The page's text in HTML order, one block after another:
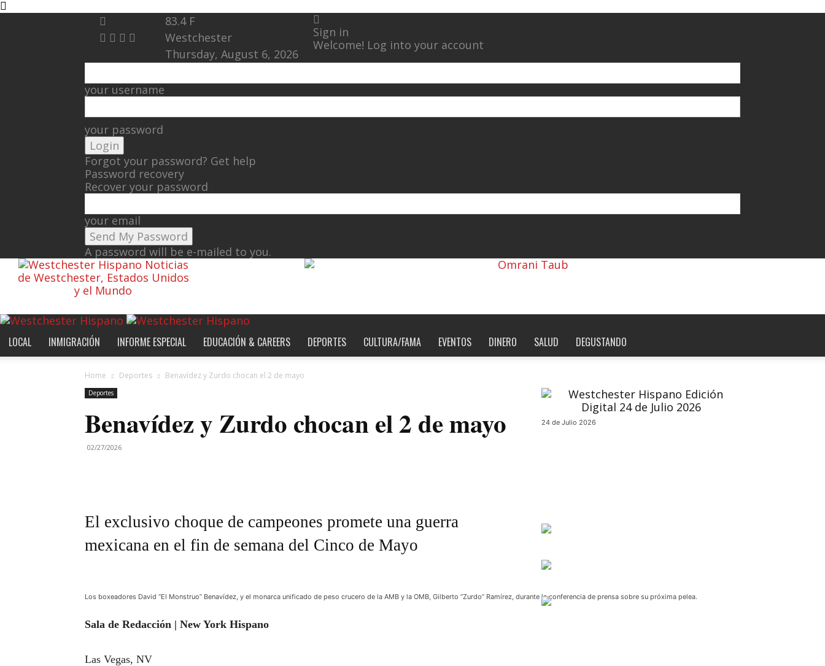
83.4 F
Westchester
Thursday, August 6, 2026
Sign in
Welcome! Log into your account
your username
your password
Forgot your password? Get help
Password recovery
Recover your password
your email
A password will be e-mailed to you.
Noticias
de Westchester, Estados Unidos
y el Mundo
LOCAL INMIGRACIÓN INFORME ESPECIAL EDUCACIÓN & CAREERS DEPORTES CULTURA/FAMA EVENTOS DINERO SALUD DEGUSTANDO
Home Deportes Benavídez y Zurdo chocan el 2 de mayo
Deportes
Benavídez y Zurdo chocan el 2 de mayo
02/27/2026
El exclusivo choque de campeones promete una guerra
mexicana en el fin de semana del Cinco de Mayo
Los boxeadores David “El Monstruo” Benavídez, y el monarca unificado de peso crucero de la AMB y la OMB, Gilberto “Zurdo” Ramírez, durante la conferencia de prensa sobre su próxima pelea.
Sala de Redacción | New York Hispano
Las Vegas, NV
24 de Julio 2026